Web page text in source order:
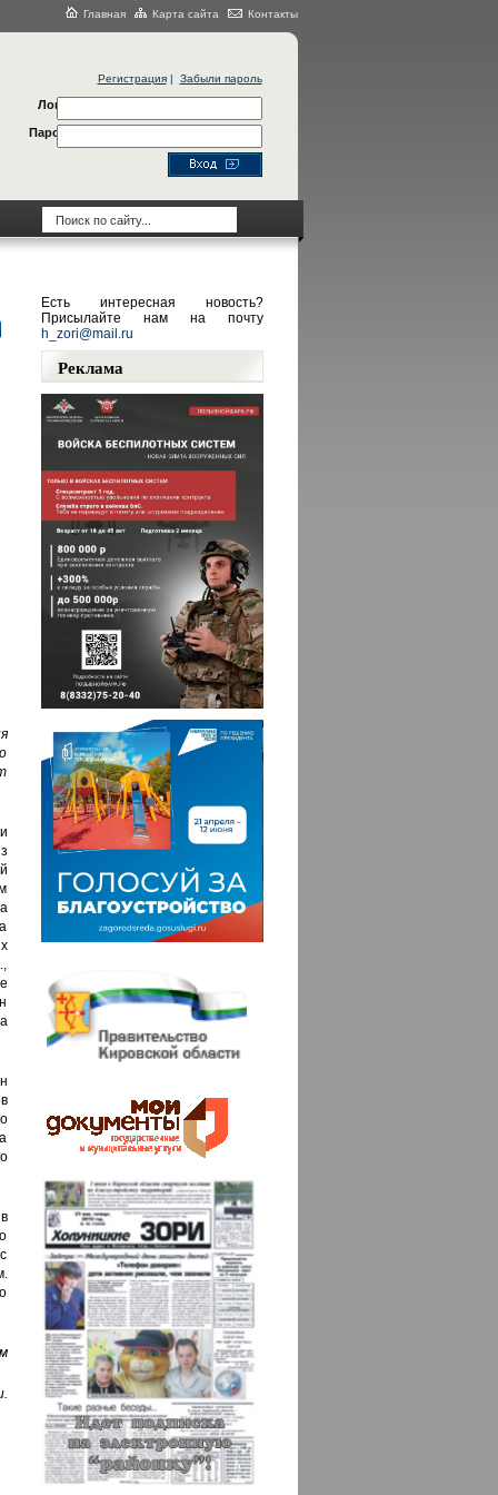
Главная Карта сайта Контакты
Регистрация| Забыли пароль
Логин
Пароль
Есть интересная новость?
Присылайте нам на почту
h_zori@mail.ru
Реклама